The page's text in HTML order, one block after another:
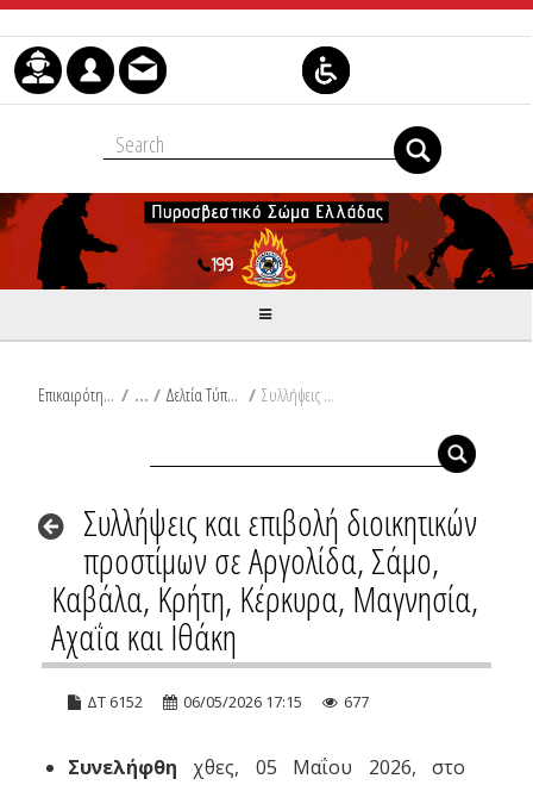
Μετάβαση στο περιεχόμενο
Επικαιρότητα / Δελτία Τύπου / Συλλήψεις και επιβολή διοικητικών προστίμων σε Αργολίδα, Σάμο, Καβάλα, Κρήτη, Κέρκυρα, Μαγνησία, Αχαΐα και Ιθάκη
Συλλήψεις και επιβολή διοικητικών
προστίμων σε Αργολίδα, Σάμο,
Καβάλα, Κρήτη, Κέρκυρα, Μαγνησία,
Αχαΐα και Ιθάκη
ΔΤ 6152 06/05/2026 17:15 677
Συνελήφθη χθες, 05 Μαΐου 2026, στο